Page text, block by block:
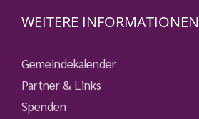
WEITERE INFORMATIONEN
Gemeindekalender
Partner & Links
Spenden